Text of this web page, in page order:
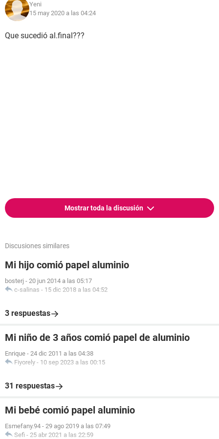
Yeni
15 may 2020 a las 04:24
Que sucedió al.final???
Mostrar toda la discusión
Discusiones similares
Mi hijo comió papel aluminio
bosterj - 20 jun 2014 a las 05:17
c-salinas - 15 dic 2018 a las 04:52
3 respuestas
Mi niño de 3 años comió papel de aluminio
Enrique - 24 dic 2011 a las 04:38
Fiyorely - 10 sep 2023 a las 00:15
31 respuestas
Mi bebé comió papel aluminio
Esmefany.94 - 29 ago 2019 a las 07:49
Sefi - 25 abr 2021 a las 22:59